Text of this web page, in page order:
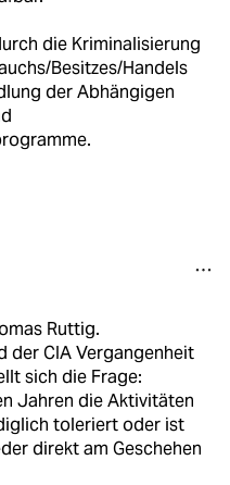
die Kriminalisierung
Besitzes/Handels
der Abhängigen
Ruttig.
der CIA Vergangenheit
sich die Frage:
Jahren die Aktivitäten
toleriert oder ist
direkt am Geschehen